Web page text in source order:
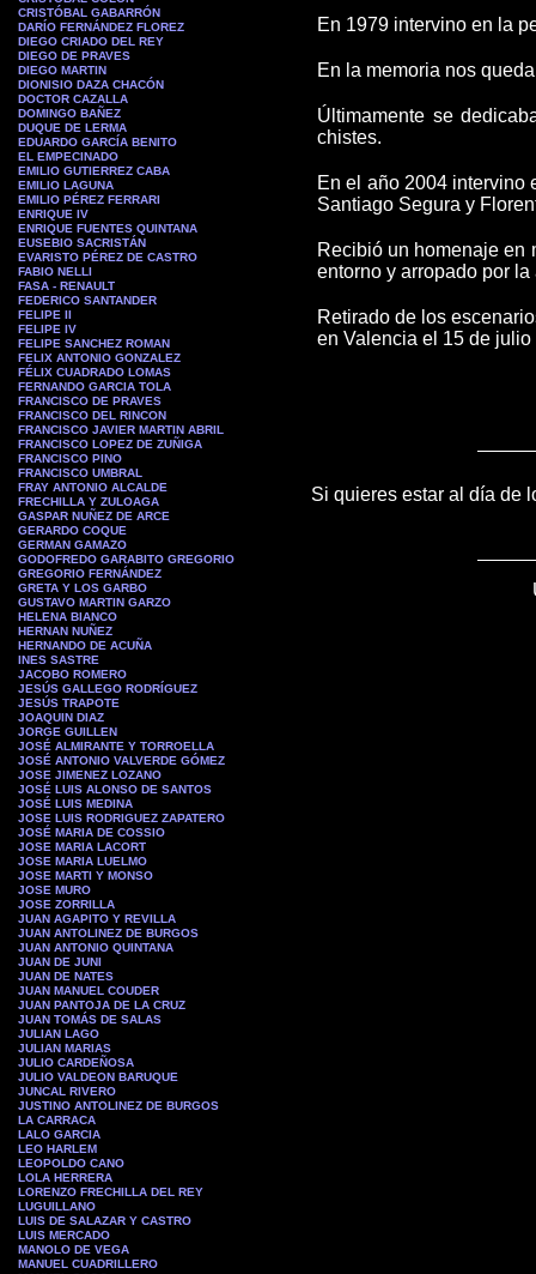
CRISTÓBAL GABARRÓN
DARÍO FERNÁNDEZ FLOREZ
DIEGO CRIADO DEL REY
DIEGO DE PRAVES
DIEGO MARTIN
DIONISIO DAZA CHACÓN
DOCTOR CAZALLA
DOMINGO BAÑEZ
DUQUE DE LERMA
EDUARDO GARCÍA BENITO
EL EMPECINADO
EMILIO GUTIERREZ CABA
EMILIO LAGUNA
EMILIO PÉREZ FERRARI
ENRIQUE IV
ENRIQUE FUENTES QUINTANA
EUSEBIO SACRISTÁN
EVARISTO PÉREZ DE CASTRO
FABIO NELLI
FASA - RENAULT
FEDERICO SANTANDER
FELIPE II
FELIPE IV
FELIPE SANCHEZ ROMAN
FELIX ANTONIO GONZALEZ
FÉLIX CUADRADO LOMAS
FERNANDO GARCIA TOLA
FRANCISCO DE PRAVES
FRANCISCO DEL RINCON
FRANCISCO JAVIER MARTIN ABRIL
FRANCISCO LOPEZ DE ZUÑIGA
FRANCISCO PINO
FRANCISCO UMBRAL
FRAY ANTONIO ALCALDE
FRECHILLA Y ZULOAGA
GASPAR NUÑEZ DE ARCE
GERARDO COQUE
GERMAN GAMAZO
GODOFREDO GARABITO GREGORIO
GREGORIO FERNÁNDEZ
GRETA Y LOS GARBO
GUSTAVO MARTIN GARZO
HELENA BIANCO
HERNAN NUÑEZ
HERNANDO DE ACUÑA
INES SASTRE
JACOBO ROMERO
JESÚS GALLEGO RODRÍGUEZ
JESÚS TRAPOTE
JOAQUIN DIAZ
JORGE GUILLEN
JOSÉ ALMIRANTE Y TORROELLA
JOSÉ ANTONIO VALVERDE GÓMEZ
JOSE JIMENEZ LOZANO
JOSÉ LUIS ALONSO DE SANTOS
JOSÉ LUIS MEDINA
JOSE LUIS RODRIGUEZ ZAPATERO
JOSÉ MARIA DE COSSIO
JOSE MARIA LACORT
JOSE MARIA LUELMO
JOSE MARTI Y MONSO
JOSE MURO
JOSE ZORRILLA
JUAN AGAPITO Y REVILLA
JUAN ANTOLINEZ DE BURGOS
JUAN ANTONIO QUINTANA
JUAN DE JUNI
JUAN DE NATES
JUAN MANUEL COUDER
JUAN PANTOJA DE LA CRUZ
JUAN TOMÁS DE SALAS
JULIAN LAGO
JULIAN MARIAS
JULIO CARDEÑOSA
JULIO VALDEON BARUQUE
JUNCAL RIVERO
JUSTINO ANTOLINEZ DE BURGOS
LA CARRACA
LALO GARCIA
LEO HARLEM
LEOPOLDO CANO
LOLA HERRERA
LORENZO FRECHILLA DEL REY
LUGUILLANO
LUIS DE SALAZAR Y CASTRO
LUIS MERCADO
MANOLO DE VEGA
MANUEL CUADRILLERO
En 1979 intervino en la
En la memoria nos
Últimamente se
chistes.
En el año 2004 intervino
Santiago Segura y
Recibió un homenaje en
entorno y arropado por
Retirado de los
en Valencia el 15 de julio
Si quieres estar al día de